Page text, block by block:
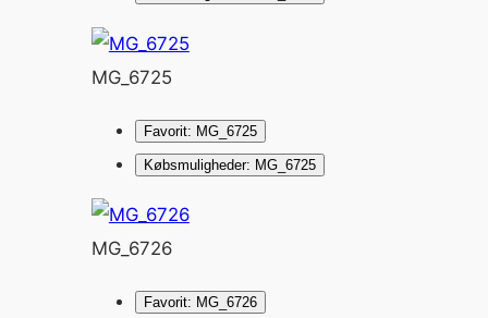
MG_6725
Favorit: MG_6725
Købsmuligheder: MG_6725
MG_6726
Favorit: MG_6726